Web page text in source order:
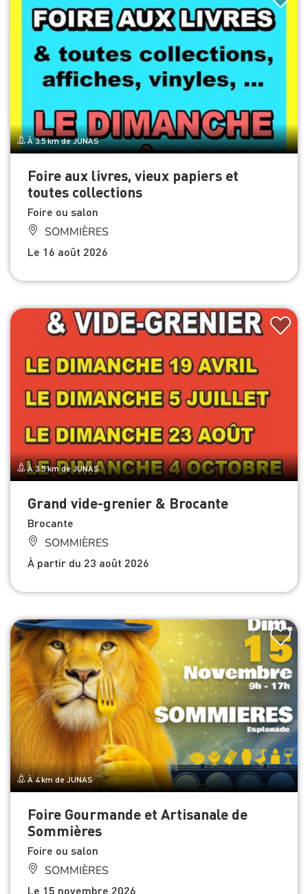
À 3.5 km de JUNAS
Foire aux livres, vieux papiers et
toutes collections
Foire ou salon
SOMMIÈRES
Le 16 août 2026
À 3.5 km de JUNAS
Grand vide-grenier & Brocante
Brocante
SOMMIÈRES
À partir du 23 août 2026
À 4 km de JUNAS
Foire Gourmande et Artisanale de
Sommières
Foire ou salon
SOMMIÈRES
Le 15 novembre 2026